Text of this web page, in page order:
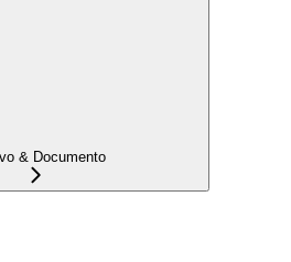
& Documento